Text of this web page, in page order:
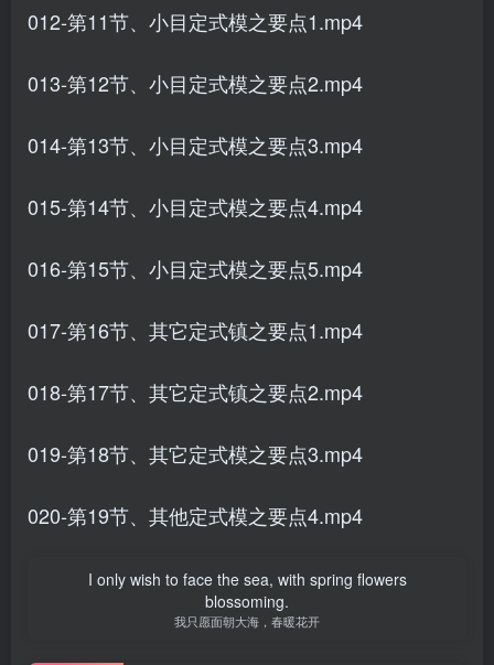
012-第11节、小目定式模之要点1.mp4
013-第12节、小目定式模之要点2.mp4
014-第13节、小目定式模之要点3.mp4
015-第14节、小目定式模之要点4.mp4
016-第15节、小目定式模之要点5.mp4
017-第16节、其它定式镇之要点1.mp4
018-第17节、其它定式镇之要点2.mp4
019-第18节、其它定式模之要点3.mp4
020-第19节、其他定式模之要点4.mp4
I only wish to face the sea, with spring flowers
blossoming.
我只愿面朝大海，春暖花开